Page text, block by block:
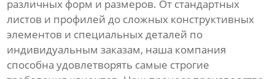
различных форм и размеров. От стандартных
листов и профилей до сложных конструктивных
элементов и специальных деталей по
индивидуальным заказам, наша компания
способна удовлетворять самые строгие